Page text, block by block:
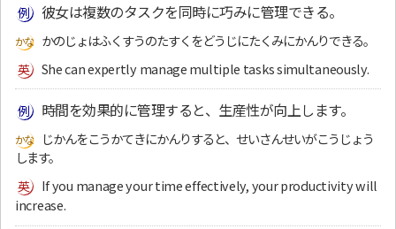
彼女は複数のタスクを同時に巧みに管理できる。
かのじょはふくすうのたすくをどうじにたくみにかんりできる。
She can expertly manage multiple tasks simultaneously.
時間を効果的に管理すると、生産性が向上します。
じかんをこうかてきにかんりすると、せいさんせいがこうじょう
します。
If you manage your time effectively, your productivity will
increase.